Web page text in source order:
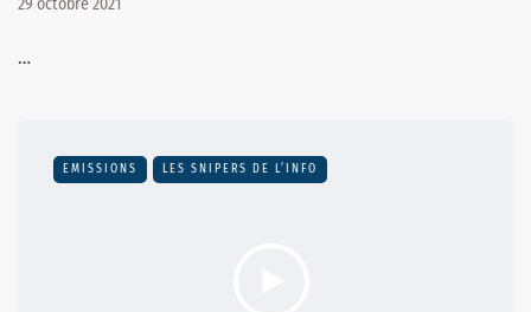
…
EMISSIONS LES SNIPERS DE L’INFO